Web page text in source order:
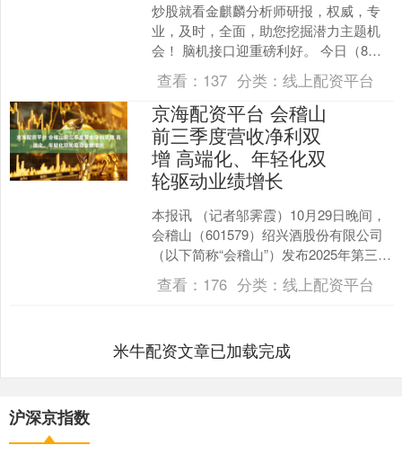
炒股就看金麒麟分析师研报，权威，专
业，及时，全面，助您挖掘潜力主题机
会！ 脑机接口迎重磅利好。 今日（8月7
日）沪指盘中再创年内新高。稀土永磁
板块午后爆发，半导....
查看： 137 分类： 线上配资平台
京海配资平台 会稽山
前三季度营收净利双
增 高端化、年轻化双
轮驱动业绩增长
本报讯 （记者邬霁霞）10月29日晚间，
会稽山（601579）绍兴酒股份有限公司
（以下简称“会稽山”）发布2025年第三季
度报告。报告显示，前三季度公司实现
营业....
查看： 176 分类： 线上配资平台
米牛配资文章已加载完成
沪深京指数